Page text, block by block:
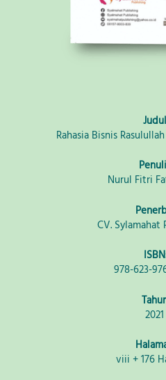
Rahasia Bisnis
Nurul Fitri
CV. Sylamahat
978-623-
2021
viii + 176